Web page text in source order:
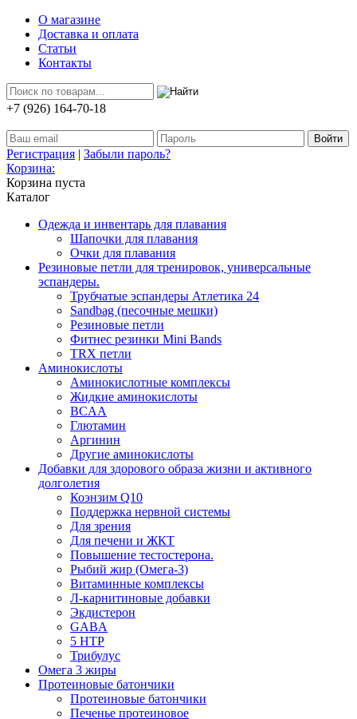
О магазине
Доставка и оплата
Статьи
Контакты
+7 (926) 164-70-18
Регистрация | Забыли пароль?
Корзина:
Корзина пуста
Каталог
Одежда и инвентарь для плавания
Шапочки для плавания
Очки для плавания
Резиновые петли для тренировок, универсальные
эспандеры.
Трубчатые эспандеры Атлетика 24
Sandbag (песочные мешки)
Резиновые петли
Фитнес резинки Mini Bands
TRX петли
Аминокислоты
Аминокислотные комплексы
Жидкие аминокислоты
BCAA
Глютамин
Аргинин
Другие аминокислоты
Добавки для здорового образа жизни и активного
долголетия
Коэнзим Q10
Поддержка нервной системы
Для зрения
Для печени и ЖКТ
Повышение тестостерона.
Рыбий жир (Омега-3)
Витаминные комплексы
Л-карнитиновые добавки
Экдистерон
GABA
5 HTP
Трибулус
Омега 3 жиры
Протеиновые батончики
Протеиновые батончики
Печенье протеиновое